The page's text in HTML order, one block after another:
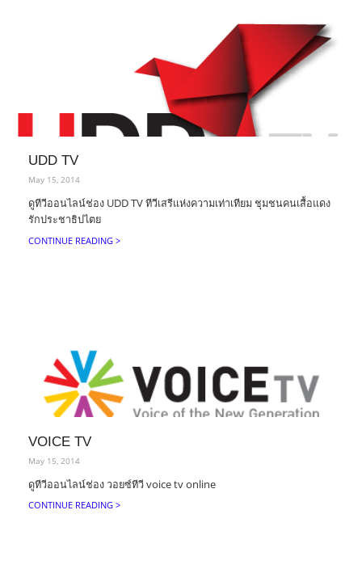
UDD TV
May 15, 2014
ดูทีวีออนไลน์ช่อง UDD TV ทีวีเสรีแห่งความเท่าเทียม ชุมชนคนเสื้อแดง
รักประชาธิปไตย
CONTINUE READING >
VOICE TV
May 15, 2014
ดูทีวีออนไลน์ช่อง วอยซ์ทีวี voice tv online
CONTINUE READING >